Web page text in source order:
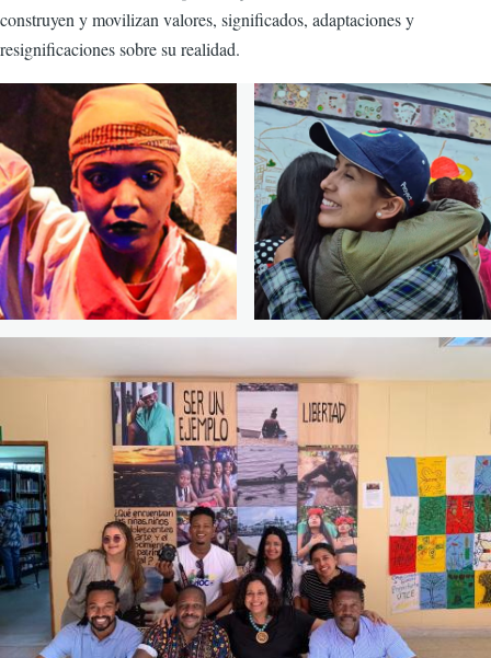
construyen y movilizan valores, significados, adaptaciones y
resignificaciones sobre su realidad.